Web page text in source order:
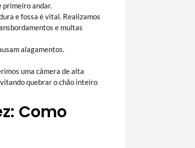
primeiro andar.
e fossa é vital. Realizamos
e multas
alagamentos.
uma câmera de alta
quebrar o chão inteiro
Como